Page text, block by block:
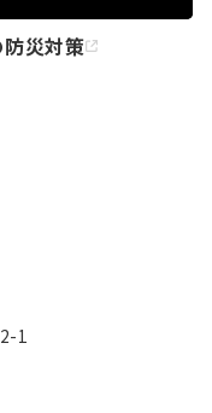
災対策
1